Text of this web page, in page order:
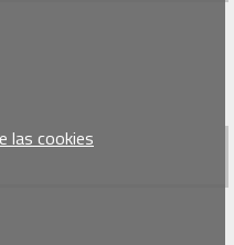
las cookies